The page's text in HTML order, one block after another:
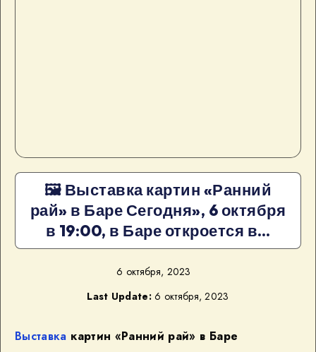
🖼 Выставка картин «Ранний
рай» в Баре Сегодня», 6 октября
в 19:00, в Баре откроется в…
6 октября, 2023
Last Update:6 октября, 2023
Выставка картин «Ранний рай» в Баре